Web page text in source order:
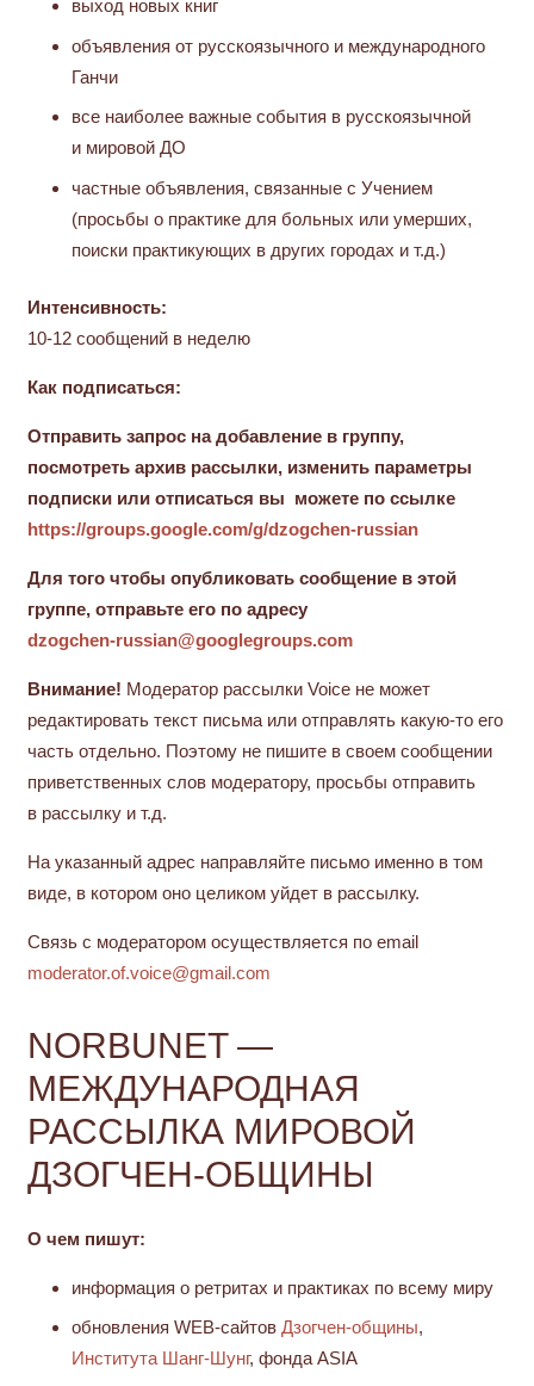
выход новых книг
объявления от русскоязычного и международного
Ганчи
все наиболее важные события в русскоязычной
и мировой ДО
частные объявления, связанные с Учением
(просьбы о практике для больных или умерших,
поиски практикующих в других городах и т.д.)
Интенсивность:
10-12 сообщений в неделю
Как подписаться:
Отправить запрос на добавление в группу,
посмотреть архив рассылки, изменить параметры
подписки или отписаться вы можете по ссылке
https://groups.google.com/g/dzogchen-russian
Для того чтобы опубликовать сообщение в этой
группе, отправьте его по адресу
dzogchen-russian@googlegroups.com
Внимание! Модератор рассылки Voice не может
редактировать текст письма или отправлять какую-то его
часть отдельно. Поэтому не пишите в своем сообщении
приветственных слов модератору, просьбы отправить
в рассылку и т.д.
На указанный адрес направляйте письмо именно в том
виде, в котором оно целиком уйдет в рассылку.
Связь с модератором осуществляется по email
moderator.of.voice@gmail.com
NORBUNET —
МЕЖДУНАРОДНАЯ
РАССЫЛКА МИРОВОЙ
ДЗОГЧЕН-ОБЩИНЫ
О чем пишут:
информация о ретритах и практиках по всему миру
обновления WEB-сайтов Дзогчен-общины,
Института Шанг-Шунг, фонда ASIA